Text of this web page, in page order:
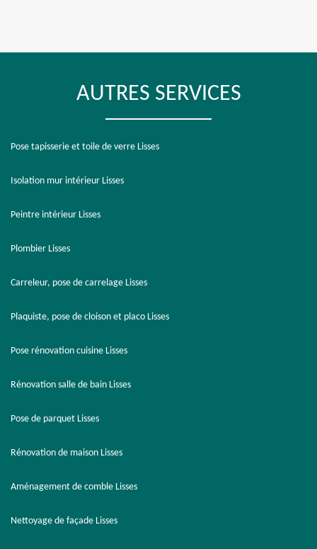
AUTRES SERVICES
Pose tapisserie et toile de verre Lisses
Isolation mur intérieur Lisses
Peintre intérieur Lisses
Plombier Lisses
Carreleur, pose de carrelage Lisses
Plaquiste, pose de cloison et placo Lisses
Pose rénovation cuisine Lisses
Rénovation salle de bain Lisses
Pose de parquet Lisses
Rénovation de maison Lisses
Aménagement de comble Lisses
Nettoyage de façade Lisses